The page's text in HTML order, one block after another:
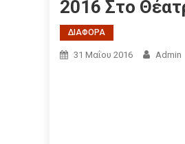
2016 Στο
ΔΙΑΦΟΡΑ
31 Μαΐου 2016 Admin